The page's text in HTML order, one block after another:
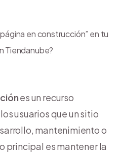
es un recurso
usuarios que un sitio
mantenimiento o
principal es mantener la
en construcción” en tu
Tiendanube?